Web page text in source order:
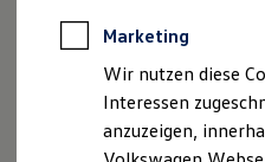
Rekuperation
Laden
Laden Zuhause
Ladestationen
Der neue ID.3 Neo
So geht neu. Klar im
Entdecken Sie jetzt
Marketing
Wir nutzen diese
Interessen
anzuzeigen,